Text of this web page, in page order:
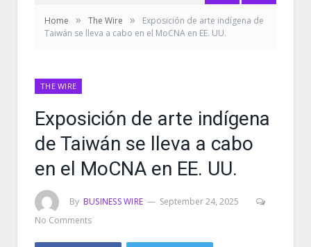
Home » The Wire »
Exposición de arte indígena de
Taiwán se lleva a cabo en el MoCNA en EE. UU.
THE WIRE
Exposición de arte indígena
de Taiwán se lleva a cabo
en el MoCNA en EE. UU.
By BUSINESS WIRE
September 24, 2025
No Comments